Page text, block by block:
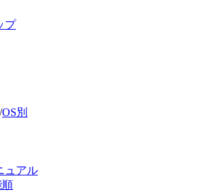
プ
/OS別
ュアル
順